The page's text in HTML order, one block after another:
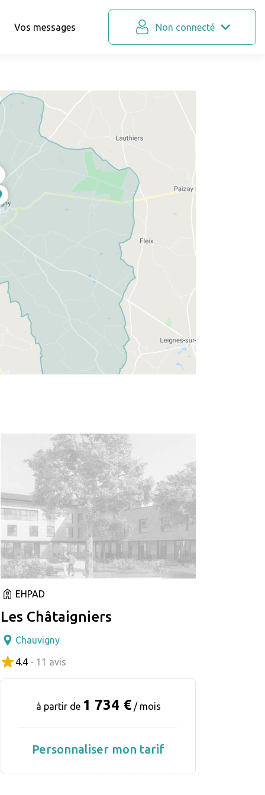
Vos messages Non connecté
EHPAD
Les Châtaigniers
Chauvigny
4.4 - 11 avis
à partir de 1 734 € / mois
Personnaliser mon tarif